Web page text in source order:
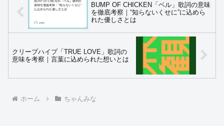
BUMP OF CHICKEN「ベル」歌詞の意味
を徹底考察｜“知らないくせに”に込めら
れた優しさとは
クリープハイプ「TRUE LOVE」歌詞の
意味を考察｜言葉に込められた想いとは
ホーム ちゃんみな